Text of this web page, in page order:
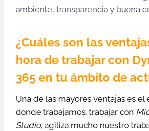
ambiente, transparencia y buena
¿Cuáles son las
hora de trabajar con
365 en tu ámbito de
Una de las mayores ventajas es el
donde trabajamos. trabajar con
Studio, agiliza mucho nuestro